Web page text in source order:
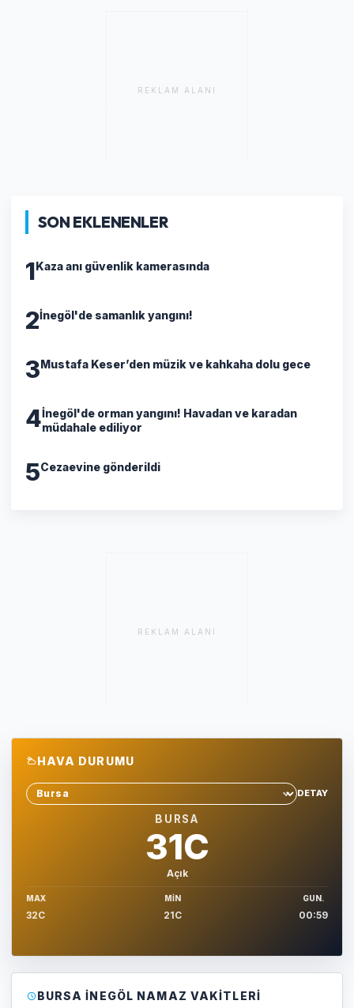
REKLAM ALANI
SON EKLENENLER
1Kaza anı güvenlik kamerasında
2İnegöl'de samanlık yangını!
3Mustafa Keser’den müzik ve kahkaha dolu gece
4İnegöl'de orman yangını! Havadan ve karadan
müdahale ediliyor
5Cezaevine gönderildi
REKLAM ALANI
HAVA DURUMU
Sehir sec
DETAY
BURSA
31C
Açık
MAX
32C
MIN
21C
GUN.
00:59
BURSA İNEGÖL NAMAZ VAKITLERI